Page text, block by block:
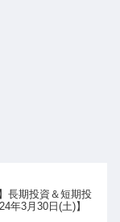
長期投資＆短期投
年3月30日(土)】